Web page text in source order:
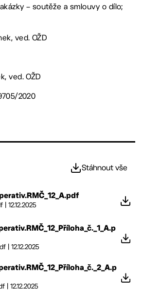
– soutěže a smlouvy o dílo;
ved. OŽD
ved. OŽD
2020
Stáhnout vše
12.12.2025
| 12.12.2025
| 12.12.2025